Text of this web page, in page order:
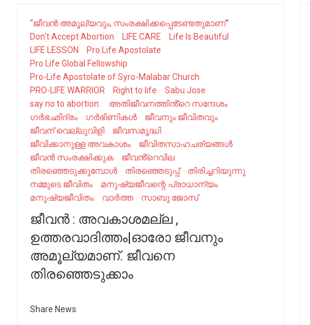
“ജീവന്‍ അമൂല്യവും, സംരക്ഷിക്കപ്പെടേണ്ടതുമാണ്”
Don't Accept Abortion
LIFE CARE
Life Is Beautiful
LIFE LESSON
Pro Life Apostolate
Pro Life Global Fellowship
Pro-Life Apostolate of Syro-Malabar Church
PRO-LIFE WARRIOR
Right to life
Sabu Jose
say no to abortion.
അതിജീവനത്തിൻ്റെ സന്ദേശം
ഗർഭഛിദ്രം
ഗർഭിണികൾ
ജീവനും ജീവിതവും
ജീവന് വെല്ലുവിളി
ജീവസമൃദ്ധി
ജീവിക്കാനുള്ള അവകാശം
ജീവിതസാഹചര്യങ്ങൾ
ജീവൻ സംരക്ഷിക്കുക
ജീവൻ്റെവില
തിരഞ്ഞെടുക്കുമ്പോൾ
തിരഞ്ഞെടുപ്പ്
തിരിച്ചറിയുന്നു
നമ്മുടെ ജീവിതം
മനുഷ്യജീവന്റെ പ്രാധാന്യം
മനുഷ്യജീവിതം
വാർത്ത സാബു ജോസ്
ജീവൻ : അവകാശമല്ല ,
ഉത്തരവാദിത്തം|ഓരോ ജീവനും
അമൂല്യമാണ്. ജീവനെ
തിരഞ്ഞെടുക്കാം
Share News